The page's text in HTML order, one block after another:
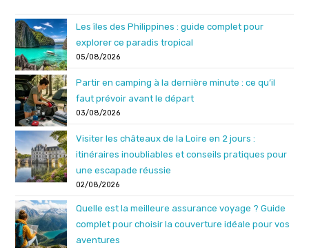
Les îles des Philippines : guide complet pour
explorer ce paradis tropical
05/08/2026
Partir en camping à la dernière minute : ce qu’il
faut prévoir avant le départ
03/08/2026
Visiter les châteaux de la Loire en 2 jours :
itinéraires inoubliables et conseils pratiques pour
une escapade réussie
02/08/2026
Quelle est la meilleure assurance voyage ? Guide
complet pour choisir la couverture idéale pour vos
aventures